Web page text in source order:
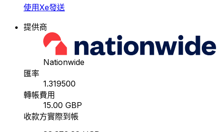
使用Xe發送
提供商
Nationwide
匯率
1.319500
轉帳費用
15.00 GBP
收款方實際到帳